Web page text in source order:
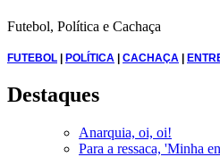
Futebol, Política e Cachaça
FUTEBOL | POLÍTICA | CACHAÇA |
Destaques
Anarquia, oi, oi!
Para a ressaca, 'Minha